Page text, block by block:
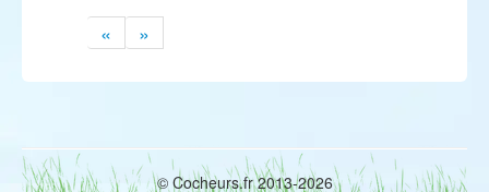
« »
© Cocheurs.fr 2013-2026